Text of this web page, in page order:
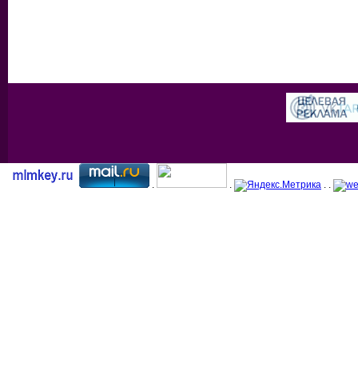
. . . .